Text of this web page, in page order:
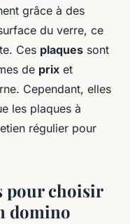
grâce à des
du verre, ce
Ces plaques sont
de prix et
Cependant, elles
les plaques à
régulier pour
pour choisir
domino